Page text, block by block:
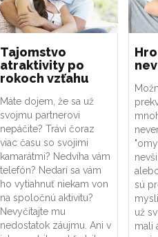
Tajomstvo
atraktivity po
rokoch vzťahu
Máte dojem, že sa už
svojmu partnerovi
nepáčite? Trávi čoraz
viac času so svojimi
kamarátmi? Nedvíha vám
telefón? Nedarí sa vám
ho vytiahnuť niekam von
na spoločnú aktivitu?
Nevyčítajte mu
nedostatok záujmu. Ani v
sú
už
mali